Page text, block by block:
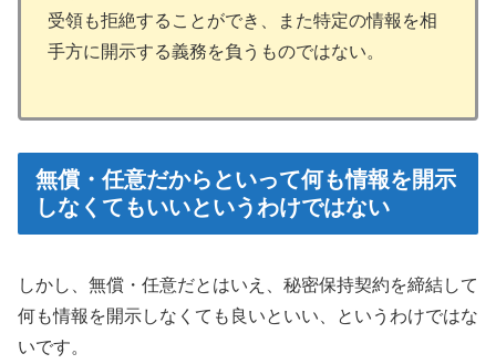
受領も拒絶することができ、また特定の情報を相
手方に開示する義務を負うものではない。
無償・任意だからといって何も情報を開示
しなくてもいいというわけではない
しかし、無償・任意だとはいえ、秘密保持契約を締結して
何も情報を開示しなくても良いといい、というわけではな
いです。